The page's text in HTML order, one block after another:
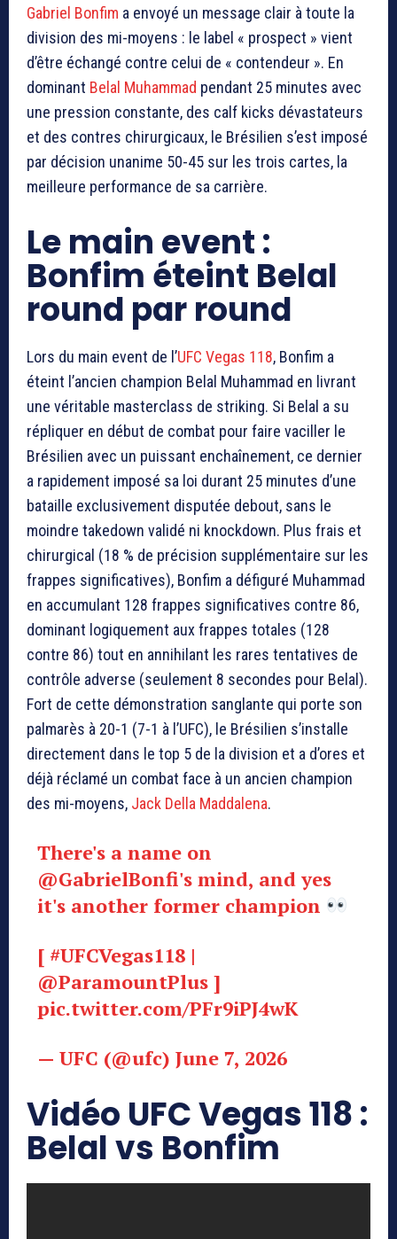
Gabriel Bonfim a envoyé un message clair à toute la
division des mi-moyens : le label « prospect » vient
d’être échangé contre celui de « contendeur ». En
dominant Belal Muhammad pendant 25 minutes avec
une pression constante, des calf kicks dévastateurs
et des contres chirurgicaux, le Brésilien s’est imposé
par décision unanime 50-45 sur les trois cartes, la
meilleure performance de sa carrière.
Le main event :
Bonfim éteint Belal
round par round
Lors du main event de l’UFC Vegas 118, Bonfim a
éteint l’ancien champion Belal Muhammad en livrant
une véritable masterclass de striking. Si Belal a su
répliquer en début de combat pour faire vaciller le
Brésilien avec un puissant enchaînement, ce dernier
a rapidement imposé sa loi durant 25 minutes d’une
bataille exclusivement disputée debout, sans le
moindre takedown validé ni knockdown. Plus frais et
chirurgical (18 % de précision supplémentaire sur les
frappes significatives), Bonfim a défiguré Muhammad
en accumulant 128 frappes significatives contre 86,
dominant logiquement aux frappes totales (128
contre 86) tout en annihilant les rares tentatives de
contrôle adverse (seulement 8 secondes pour Belal).
Fort de cette démonstration sanglante qui porte son
palmarès à 20-1 (7-1 à l’UFC), le Brésilien s’installe
directement dans le top 5 de la division et a d’ores et
déjà réclamé un combat face à un ancien champion
des mi-moyens, Jack Della Maddalena.
There's a name on
@GabrielBonfi's mind, and yes
it's another former champion
[ #UFCVegas118|
@ParamountPlus]
pic.twitter.com/PFr9iPJ4wK
— UFC (@ufc) June 7, 2026
Vidéo UFC Vegas 118 :
Belal vs Bonfim